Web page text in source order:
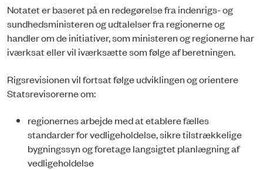
Notatet er baseret på en redegørelse fra indenrigs- og
sundhedsministeren og udtalelser fra regionerne og
handler om de initiativer, som ministeren og regionerne har
iværksat eller vil iværksætte som følge af beretningen.
Rigsrevisionen vil fortsat følge udviklingen og orientere
Statsrevisorerne om:
regionernes arbejde med at etablere fælles
standarder for vedligeholdelse, sikre tilstrækkelige
bygningssyn og foretage langsigtet planlægning af
vedligeholdelse